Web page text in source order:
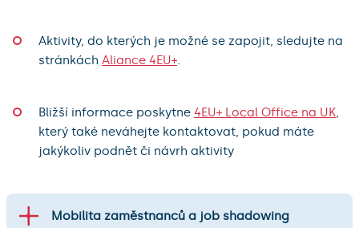
Aktivity, do kterých je možné se zapojit, sledujte na
stránkách Aliance 4EU+.
Bližší informace poskytne 4EU+ Local Office na UK
který také neváhejte kontaktovat, pokud máte
jakýkoliv podnět či návrh aktivity
Mobilita zaměstnanců a job shadowing